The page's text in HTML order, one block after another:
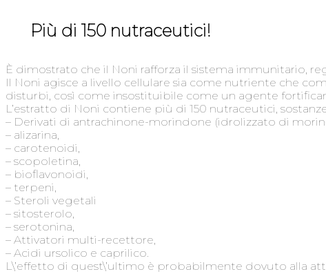
Più di 150 nutraceutici!
È dimostrato che il Noni rafforza il sistema immunitario,
Il Noni agisce a livello cellulare sia come nutriente che
disturbi, così come insostituibile come un agente
L’estratto di Noni contiene più di 150 nutraceutici,
– Derivati ​​di antrachinone-morindone (idrolizzato di
– alizarina,
– carotenoidi,
– scopoletina,
– bioflavonoidi,
– terpeni,
– Steroli vegetali
– sitosterolo,
– serotonina,
– Attivatori multi-recettore,
– Acidi ursolico e caprilico.
L\’effetto di quest\’ultimo è probabilmente dovuto alla